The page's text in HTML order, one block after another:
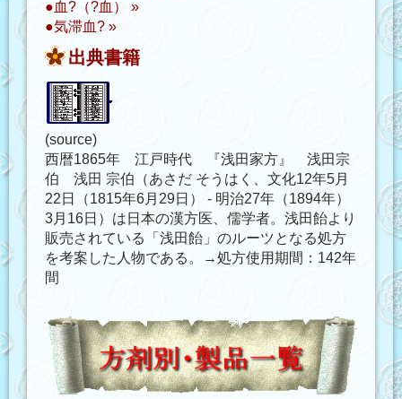
●血?（?血） »
●気滞血? »
出典書籍
(source)
西暦1865年 江戸時代 『浅田家方』 浅田宗
伯 浅田 宗伯（あさだ そうはく、文化12年5月
22日（1815年6月29日） - 明治27年（1894年）
3月16日）は日本の漢方医、儒学者。浅田飴より
販売されている「浅田飴」のルーツとなる処方
を考案した人物である。→処方使用期間：142年
間